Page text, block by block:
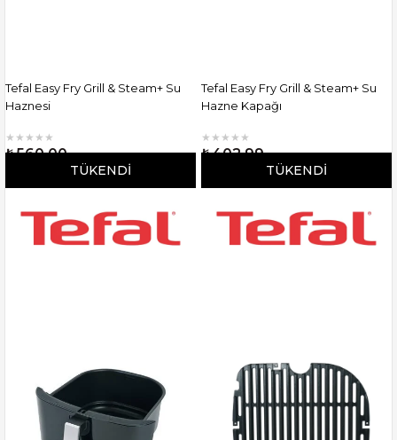
TÜKENDI
Tefal Easy Fry Grill & Steam+ Su
Haznesi
★ ★ ★ ★ ★
₺560,00
TÜKENDI
Tefal Easy Fry Grill & Steam+ Su
Hazne Kapağı
★ ★ ★ ★ ★
₺402,99